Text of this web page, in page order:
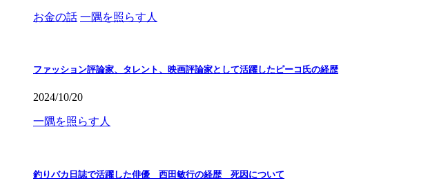
お金の話 一隅を照らす人
ファッション評論家、タレント、映画評論家として活躍したピーコ氏の経歴
2024/10/20
一隅を照らす人
釣りバカ日誌で活躍した俳優 西田敏行の経歴 死因について